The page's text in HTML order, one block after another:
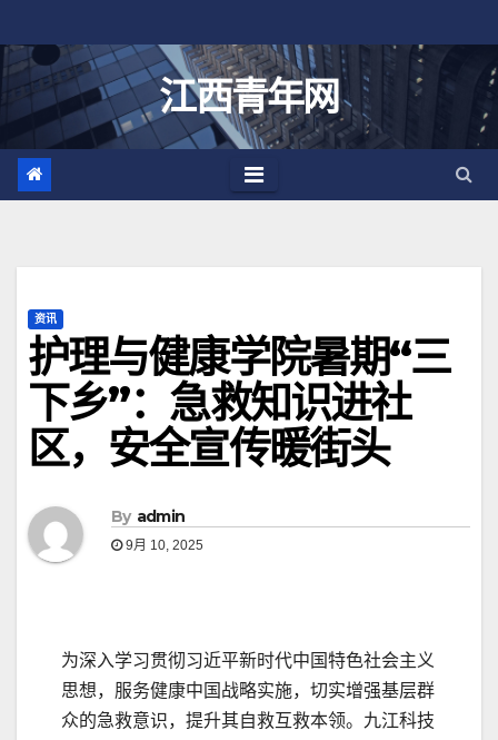
至
江西青年网
资讯
护理与健康学院暑期“三
下乡”：急救知识进社
区，安全宣传暖街头
By admin
9月 10, 2025
为深入学习贯彻习近平新时代中国特色社会主义
思想，服务健康中国战略实施，切实增强基层群
众的急救意识，提升其自救互救本领。九江科技